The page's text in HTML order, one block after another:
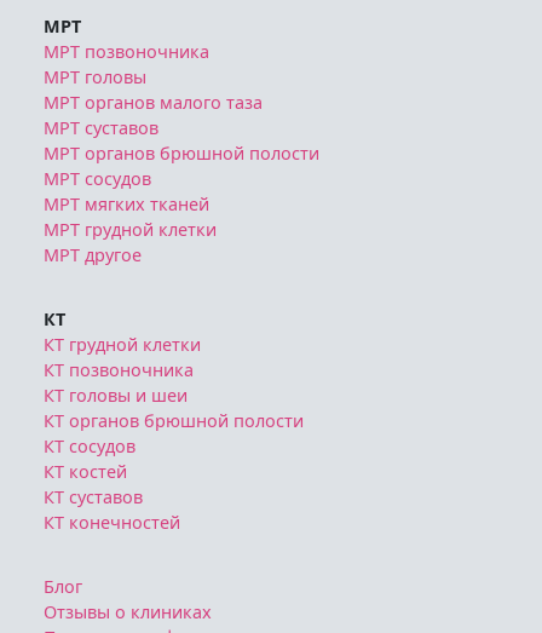
МРТ
МРТ позвоночника
МРТ головы
МРТ органов малого таза
МРТ суставов
МРТ органов брюшной полости
МРТ сосудов
МРТ мягких тканей
МРТ грудной клетки
МРТ другое
КТ
КТ грудной клетки
КТ позвоночника
КТ головы и шеи
КТ органов брюшной полости
КТ сосудов
КТ костей
КТ суставов
КТ конечностей
Блог
Отзывы о клиниках